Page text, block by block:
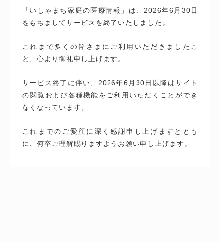
「いしゃまち家庭の医療情報」は、2026年6月30日
をもちましてサービスを終了いたしました。
これまで多くの皆さまにご利用いただきましたこ
と、心より御礼申し上げます。
サービス終了に伴い、2026年6月30日以降はサイト
の閲覧および各種機能をご利用いただくことができ
なくなっています。
これまでのご愛顧に深く感謝申し上げますととも
に、何卒ご理解賜りますようお願い申し上げます。